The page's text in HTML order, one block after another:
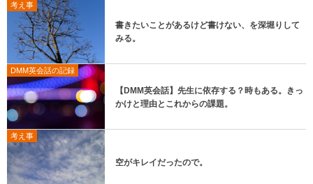
考え事
書きたいことがあるけど書けない、を深堀りして
みる。
DMM英会話の記録
【DMM英会話】先生に依存する？時もある。きっ
かけと理由とこれからの課題。
考え事
空がキレイだったので。